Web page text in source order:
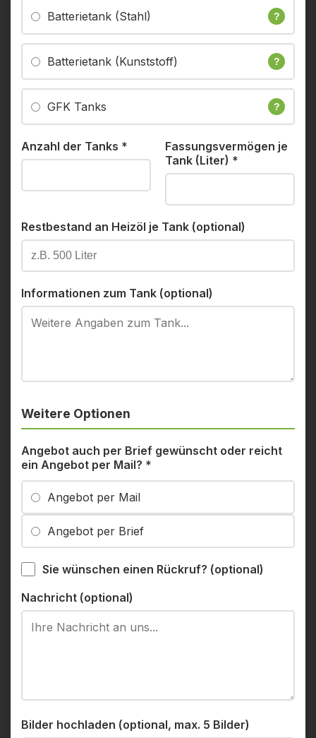
Batterietank (Stahl) ?
Batterietank (Kunststoff) ?
GFK Tanks ?
Anzahl der Tanks *
Fassungsvermögen je
Tank (Liter) *
Restbestand an Heizöl je Tank (optional)
Informationen zum Tank (optional)
Weitere Optionen
Angebot auch per Brief gewünscht oder reicht
ein Angebot per Mail? *
Angebot per Mail
Angebot per Brief
Sie wünschen einen Rückruf? (optional)
Nachricht (optional)
Bilder hochladen (optional, max. 5 Bilder)